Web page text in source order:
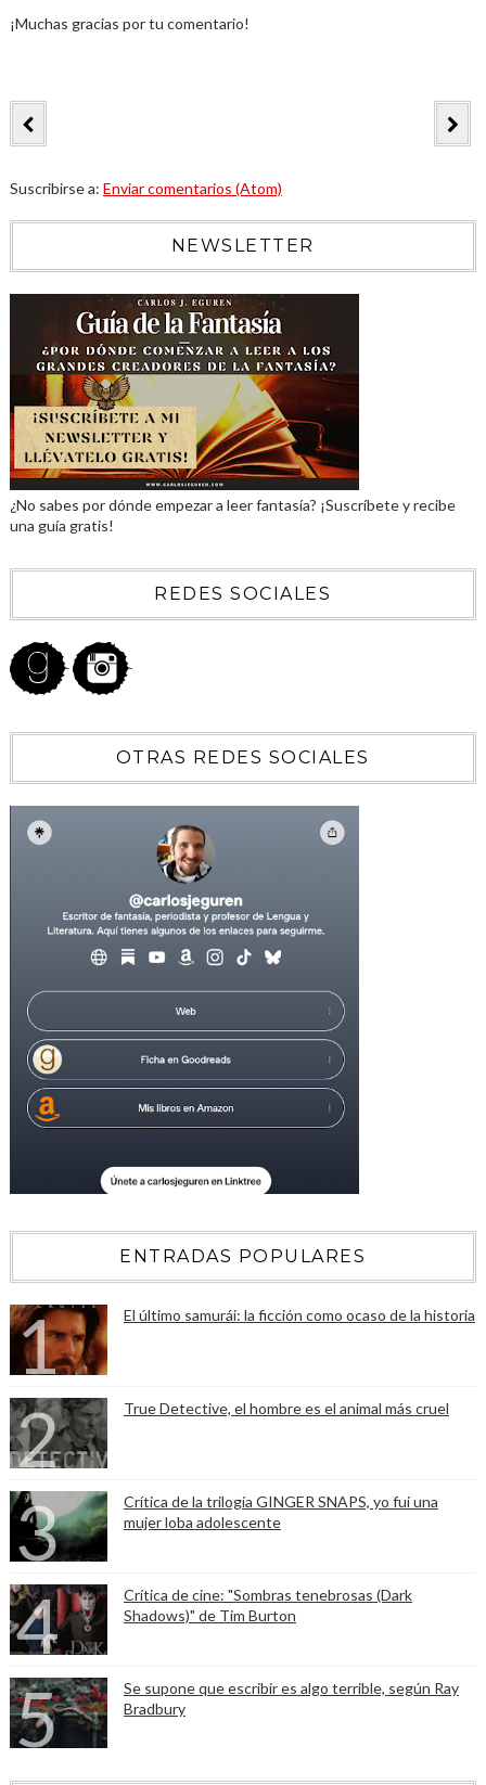
¡Muchas gracias por tu comentario!
Suscribirse a: Enviar comentarios (Atom)
NEWSLETTER
¿No sabes por dónde empezar a leer fantasía? ¡Suscríbete y recibe
una guía gratis!
REDES SOCIALES
OTRAS REDES SOCIALES
ENTRADAS POPULARES
El último samurái: la ficción como ocaso de la historia
True Detective, el hombre es el animal más cruel
Crítica de la trilogía GINGER SNAPS, yo fui una
mujer loba adolescente
Crítica de cine: "Sombras tenebrosas (Dark
Shadows)" de Tim Burton
Se supone que escribir es algo terrible, según Ray
Bradbury